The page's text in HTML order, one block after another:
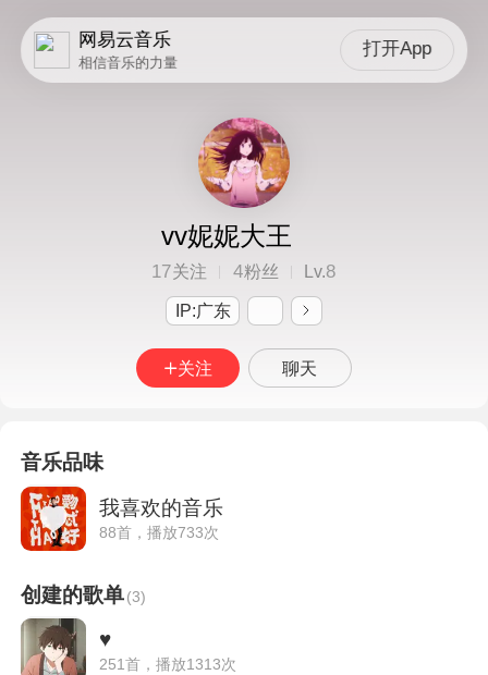
网易云音乐
相信音乐的力量
打开App
vv妮妮大王
17关注 4粉丝 Lv.8
IP:广东
关注 聊天
音乐品味
我喜欢的音乐
88首，播放733次
创建的歌单(3)
♥
251首，播放1313次